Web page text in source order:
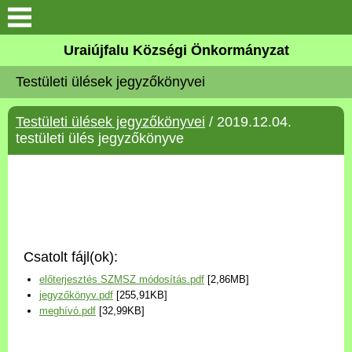
Köszöntő
Elérhetőségek
Uraiújfalu
Választási információk
Versenyképes Járások
Uraiújfalu Községi Önkormányzat
Testületi ülések jegyzőkönyvei
Testületi ülések jegyzőkönyvei / 2019.12.04.
testületi ülés jegyzőkönyve
Csatolt fájl(ok):
előterjesztés SZMSZ módosítás.pdf [2,86MB]
jegyzőkönyv.pdf [255,91KB]
meghívó.pdf [32,99KB]